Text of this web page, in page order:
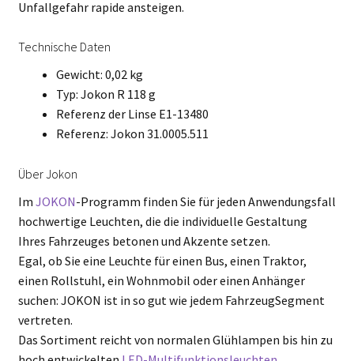
Unfallgefahr rapide ansteigen.
Technische Daten
Gewicht: 0,02 kg
Typ: Jokon R 118 g
Referenz der Linse E1-13480
Referenz: Jokon 31.0005.511
Über Jokon
Im JOKON-Programm finden Sie für jeden Anwendungsfall
hochwertige Leuchten, die die individuelle Gestaltung
Ihres Fahrzeuges betonen und Akzente setzen.
Egal, ob Sie eine Leuchte für einen Bus, einen Traktor,
einen Rollstuhl, ein Wohnmobil oder einen Anhänger
suchen: JOKON ist in so gut wie jedem FahrzeugSegment
vertreten.
Das Sortiment reicht von normalen Glühlampen bis hin zu